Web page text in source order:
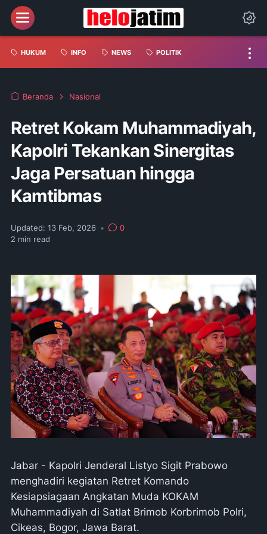
HUKUM INFO NEWS POLITIK
Beranda Nasional
Retret Kokam Muhammadiyah,
Kapolri Tekankan Sinergitas
Jaga Persatuan hingga
Kamtibmas
Updated: 13 Feb, 2026 •
0
2 min read
Jabar - Kapolri Jenderal Listyo Sigit Prabowo
menghadiri kegiatan Retret Komando
Kesiapsiagaan Angkatan Muda KOKAM
Muhammadiyah di Satlat Brimob Korbrimob Polri,
Cikeas, Bogor, Jawa Barat.